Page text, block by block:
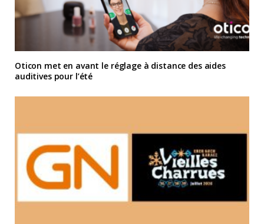
Oticon met en avant le réglage à distance des aides
auditives pour l’été